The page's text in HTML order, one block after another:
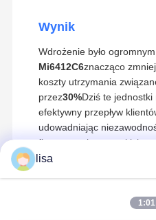
Wynik
Wdrożenie było
Mi6412C6znacząco
koszty utrzymania
przez30%Dziś te jednostki
efektywny przepływ
udowadniając
finansowych o wysokich
lisa
1:01